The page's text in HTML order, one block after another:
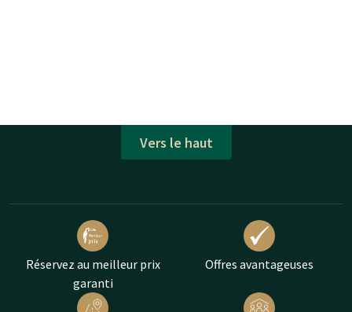
Vers le haut
Réservez au meilleur prix
garanti
Offres avantageuses